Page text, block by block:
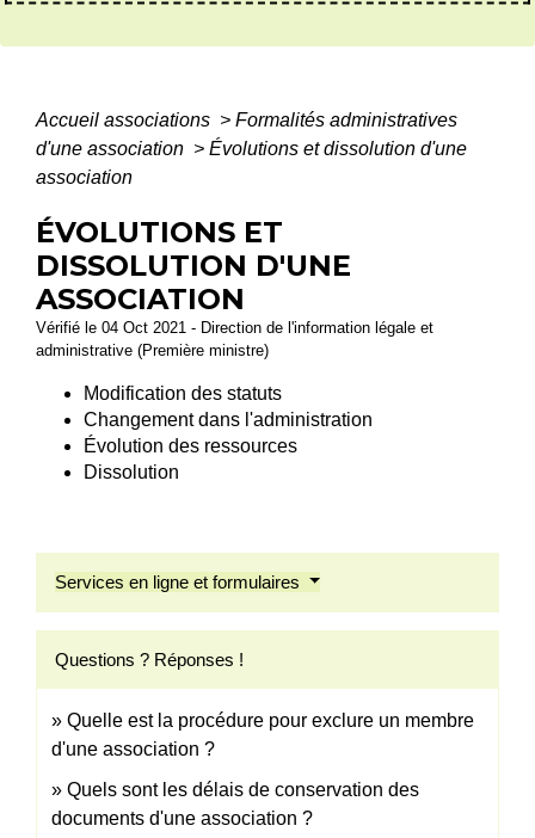
Accueil associations > Formalités administratives
d'une association > Évolutions et dissolution d'une
association
ÉVOLUTIONS ET
DISSOLUTION D'UNE
ASSOCIATION
Vérifié le 04 Oct 2021 - Direction de l'information légale et
administrative (Première ministre)
Modification des statuts
Changement dans l'administration
Évolution des ressources
Dissolution
Services en ligne et formulaires
Questions ? Réponses !
Quelle est la procédure pour exclure un membre
d'une association ?
Quels sont les délais de conservation des
documents d'une association ?